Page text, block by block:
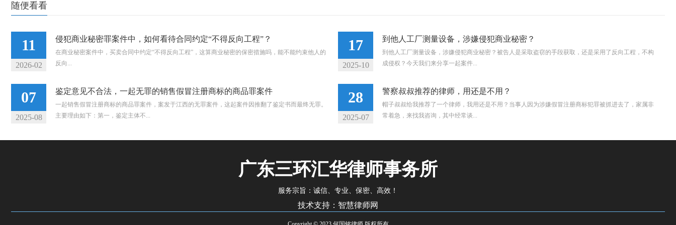
随便看看
11
2026-02
侵犯商业秘密罪案件中，如何看待合同约定“不得反向工程”？
在商业秘密案件中，买卖合同中约定“不得反向工程”，这算商业秘密的保密措施吗，能不能约束他人的
反向...
17
2025-10
到他人工厂测量设备，涉嫌侵犯商业秘密？
到他人工厂测量设备，涉嫌侵犯商业秘密？被告人是采取盗窃的手段获取，还是采用了反向工程，不构
成侵权？今天我们来分享一起案件...
07
2025-08
鉴定意见不合法，一起无罪的销售假冒注册商标的商品罪案件
一起销售假冒注册商标的商品罪案件，案发于江西的无罪案件，这起案件因推翻了鉴定书而最终无罪。
主要理由如下：第一，鉴定主体不...
28
2025-07
警察叔叔推荐的律师，用还是不用？
帽子叔叔给我推荐了一个律师，我用还是不用？当事人因为涉嫌假冒注册商标犯罪被抓进去了，家属非
常着急，来找我咨询，其中经常谈...
广东三环汇华律师事务所
服务宗旨：诚信、专业、保密、高效！
技术支持：智慧律师网